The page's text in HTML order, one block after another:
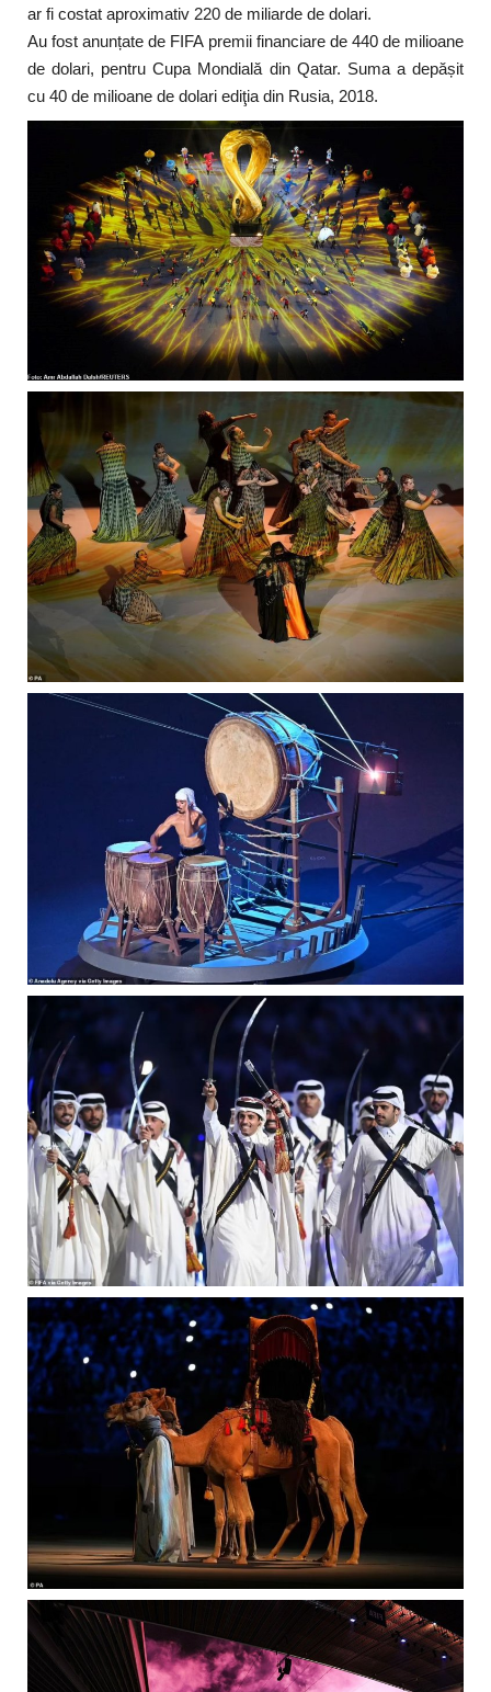
ar fi costat aproximativ 220 de miliarde de dolari.
Au fost anunțate de FIFA premii financiare de 440 de milioane
de dolari, pentru Cupa Mondială din Qatar. Suma a depășit
cu 40 de milioane de dolari ediţia din Rusia, 2018.